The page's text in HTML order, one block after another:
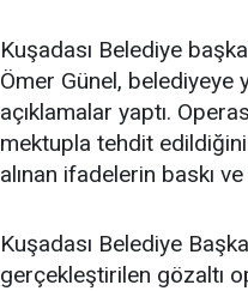
Kuşadası Belediye
Ömer Günel, belediyeye
açıklamalar yaptı.
mektupla tehdit
alınan ifadelerin baskı
Kuşadası Belediye
gerçekleştirilen gözaltı